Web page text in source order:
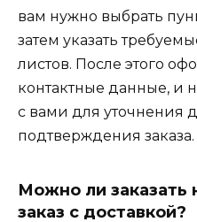
вам нужно выбрать
затем указать
листов. После этого
контактные данные, и
с вами для уточнения
подтверждения заказа.
Можно ли заказать
заказ с доставкой?